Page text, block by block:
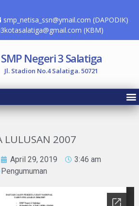
smp_netisa_ssn@ymail.com (DAPODIK)
(KBM)
SMP Negeri 3 Salatiga
Jl. Stadion No.4 Salatiga. 50721
LULUSAN 2007
April 29, 2019
3:46 am
Pengumuman